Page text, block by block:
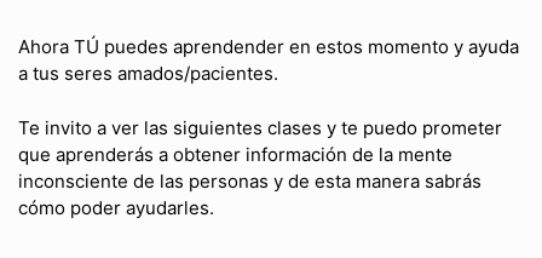
Ahora TÚ puedes aprendender en estos momento y ayuda
a tus seres amados/pacientes.
Te invito a ver las siguientes clases y te puedo prometer
que aprenderás a obtener información de la mente
inconsciente de las personas y de esta manera sabrás
cómo poder ayudarles.